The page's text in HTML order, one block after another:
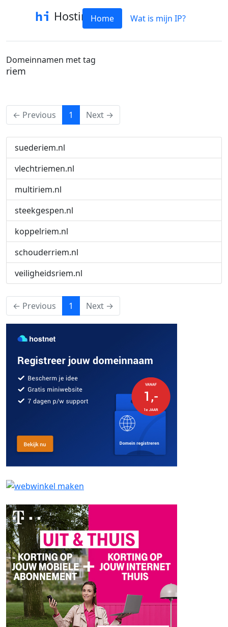
HostinfoHome Wat is mijn IP?
Domeinnamen met tag
riem
← Previous 1 (current)
Next →
suederiem.nl
vlechtriemen.nl
multiriem.nl
steekgespen.nl
koppelriem.nl
schouderriem.nl
veiligheidsriem.nl
← Previous 1 (current)
Next →